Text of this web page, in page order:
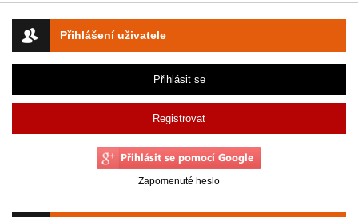
Přihlášení uživatele
Přihlásit se
Registrovat
Zapomenuté heslo